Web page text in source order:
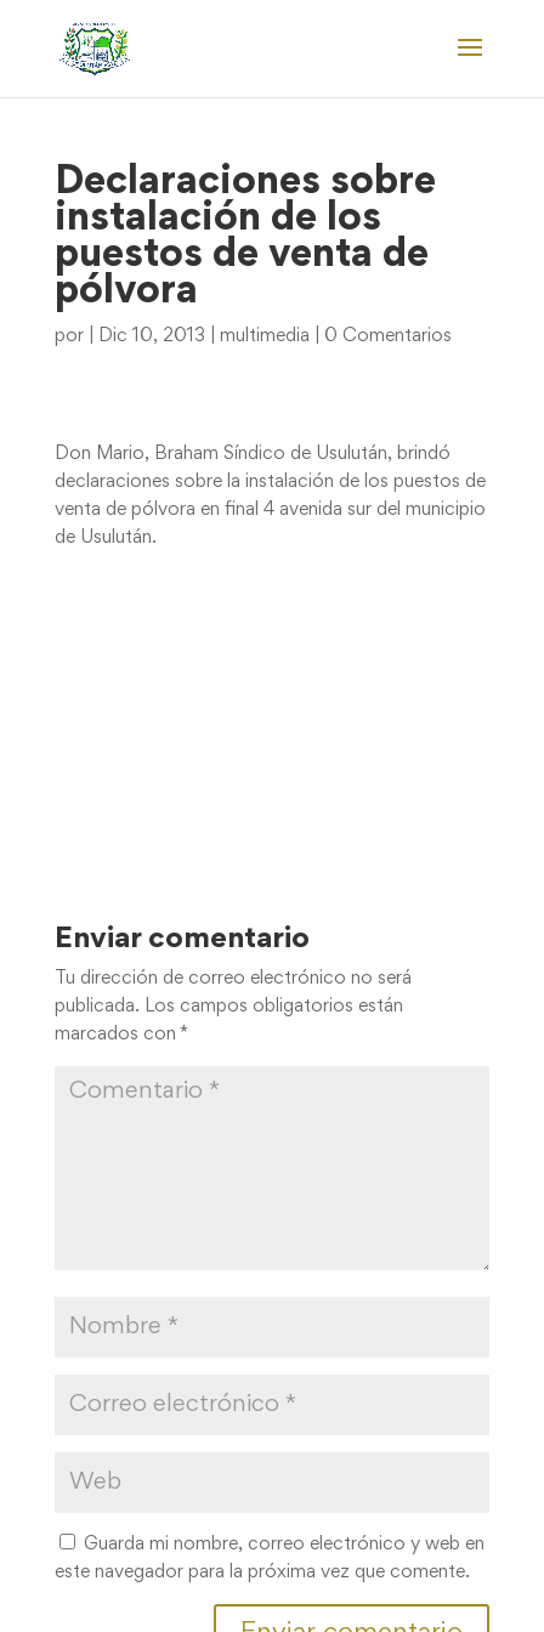
Declaraciones sobre
instalación de los
puestos de venta de
pólvora
por Dic 10, 2013 multimedia 0 Comentarios
Don Mario, Braham Síndico de Usulután, brindó
declaraciones sobre la instalación de los puestos de
venta de pólvora en final 4 avenida sur del municipio
de Usulután.
Enviar comentario
Tu dirección de correo electrónico no será
publicada.
Los campos obligatorios están
marcados con *
Guarda mi nombre, correo electrónico y web en
este navegador para la próxima vez que comente.